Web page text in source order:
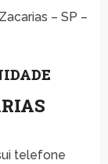
– SP –
telefone